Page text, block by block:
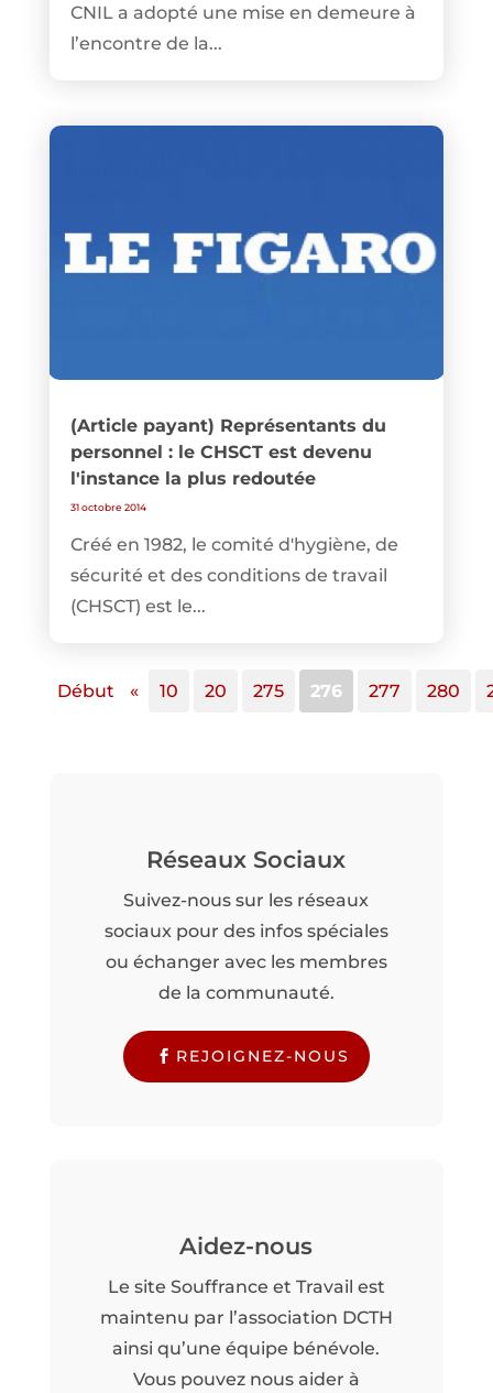
CNIL a adopté une mise en demeure à
l’encontre de la...
(Article payant) Représentants du
personnel : le CHSCT est devenu
l'instance la plus redoutée
31 octobre 2014
Créé en 1982, le comité d'hygiène, de
sécurité et des conditions de travail
(CHSCT) est le...
Début « 10 20 275 276 277 280
Réseaux Sociaux
Suivez-nous sur les réseaux
sociaux pour des infos spéciales
ou échanger avec les membres
de la communauté.
REJOIGNEZ-NOUS
Aidez-nous
Le site Souffrance et Travail est
maintenu par l’association DCTH
ainsi qu’une équipe bénévole.
Vous pouvez nous aider à